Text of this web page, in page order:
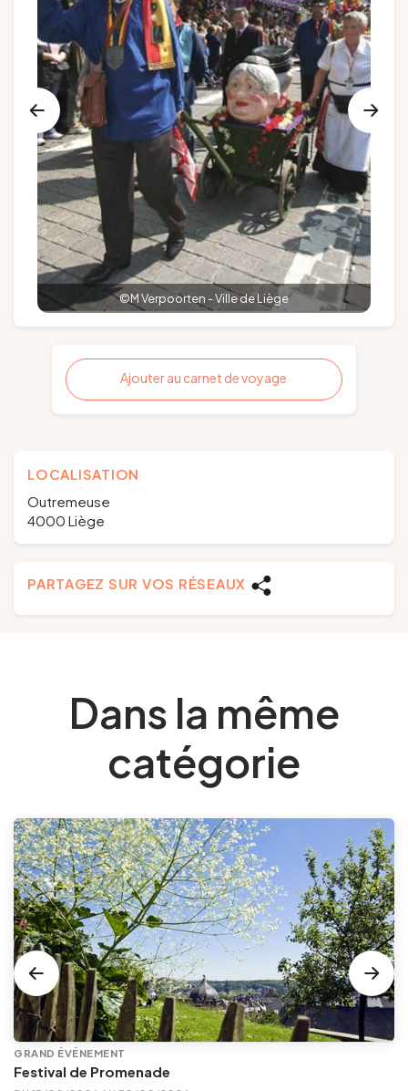
©M Verpoorten - Ville de Liège
Ajouter au carnet de voyage
LOCALISATION
Outremeuse
4000 Liège
PARTAGEZ SUR VOS RÉSEAUX
Dans la même
catégorie
GRAND ÉVÉNEMENT
Festival de Promenade